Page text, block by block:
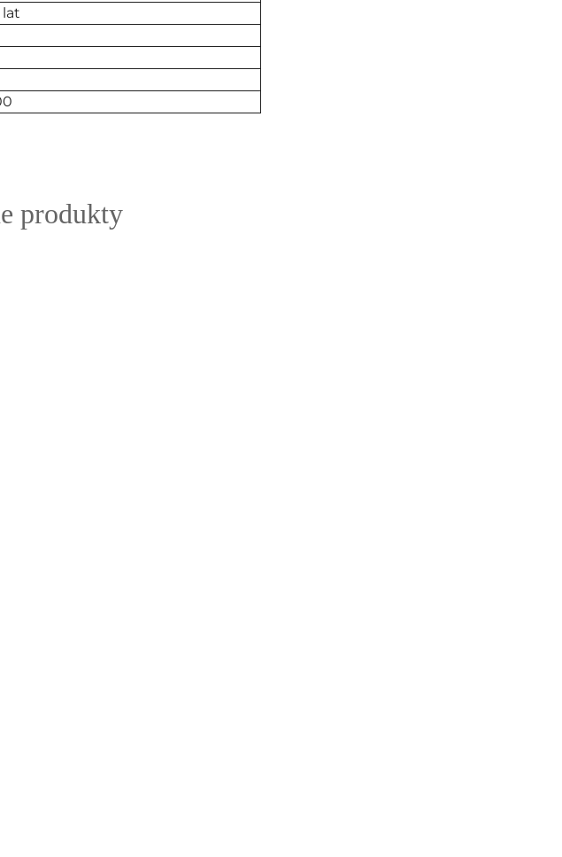
lat
produkty